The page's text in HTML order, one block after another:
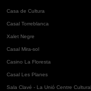
Casa de Cultura
Casal Torreblanca
Xalet Negre
Casal Mira-sol
Casino La Floresta
Casal Les Planes
Sala Clavé - La Unió Centre Cultural